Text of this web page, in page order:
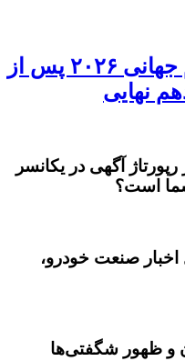
نمودار مرحله حذفی جام جهانی ۲۰۲۶ پس از
نهایی
آگهی در یکانسر
است؟
اخبار صنعت خودرو،